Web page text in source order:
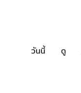
วันนี้ ดู